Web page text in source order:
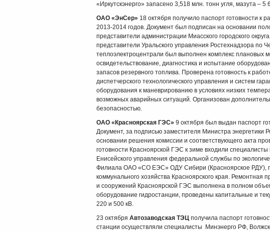
«Иркутскэнерго» запасено 3,518 млн. тонн угля, мазута – 5
ОАО «ЭнСер» 18 октября получило паспорт готовности к
2013-2014 годов. Документ был подписан на основании
представители администрации Миасского городского
представители Уральского управления Ростехнадзора по
теплоэлектроцентрали был выполнен комплекс плановых
освидетельствование, диагностика и испытание
запасов резервного топлива. Проверена готовность к
диспетчерского технологического управления и систем
оборудования к маневрированию в условиях низких
возможных аварийных ситуаций. Организован
безопасностью.
ОАО «Красноярская ГЭС» 9 октября был выдан паспорт
Документ, за подписью заместителя Министра
основании решения комиссии и соответствующего акта
готовности Красноярской ГЭС к зиме входили
Енисейского управления федеральной службы по
Филиала ОАО «СО ЕЭС» ОДУ Сибири (Красноярское РДУ),
коммунального хозяйства Красноярского края. Ремонтная
и сооружений Красноярской ГЭС выполнена в полном
оборудование гидростанции, проведены капитальные и
220 и 500 кВ.
23 октября Автозаводская ТЭЦ получила паспорт
станции осуществляли специалисты Минэнерго РФ,